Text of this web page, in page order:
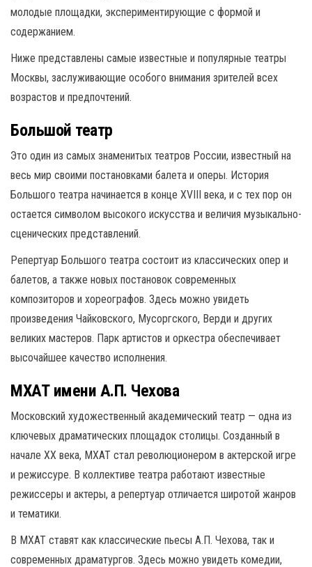
молодые площадки, экспериментирующие с формой и
содержанием.
Ниже представлены самые известные и популярные театры
Москвы, заслуживающие особого внимания зрителей всех
возрастов и предпочтений.
Большой театр
Это один из самых знаменитых театров России, известный на
весь мир своими постановками балета и оперы. История
Большого театра начинается в конце XVIII века, и с тех пор он
остается символом высокого искусства и величия музыкально-
сценических представлений.
Репертуар Большого театра состоит из классических опер и
балетов, а также новых постановок современных
композиторов и хореографов. Здесь можно увидеть
произведения Чайковского, Мусоргского, Верди и других
великих мастеров. Парк артистов и оркестра обеспечивает
высочайшее качество исполнения.
МХАТ имени А.П. Чехова
Московский художественный академический театр — одна из
ключевых драматических площадок столицы. Созданный в
начале XX века, МХАТ стал революционером в актерской игре
и режиссуре. В коллективе театра работают известные
режиссеры и актеры, а репертуар отличается широтой жанров
и тематики.
В МХАТ ставят как классические пьесы А.П. Чехова, так и
современных драматургов. Здесь можно увидеть комедии,